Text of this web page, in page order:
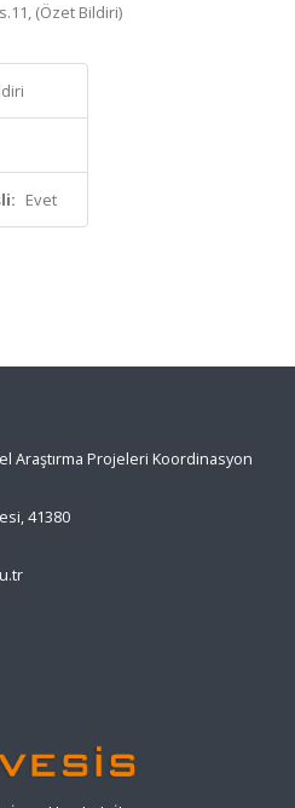
(Özet Bildiri)
Evet
Araştırma Projeleri Koordinasyon
41380